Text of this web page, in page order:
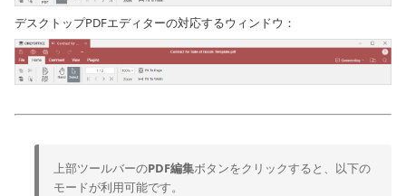
デスクトップPDFエディターの対応するウィンドウ：
上部ツールバーのPDF編集ボタンをクリックすると、以下の
モードが利用可能です。